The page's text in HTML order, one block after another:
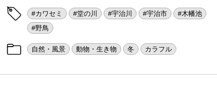
#カワセミ #堂の川 #宇治川 #宇治市
#木幡池
#野鳥
自然・風景 動物・生き物 冬 カラフル